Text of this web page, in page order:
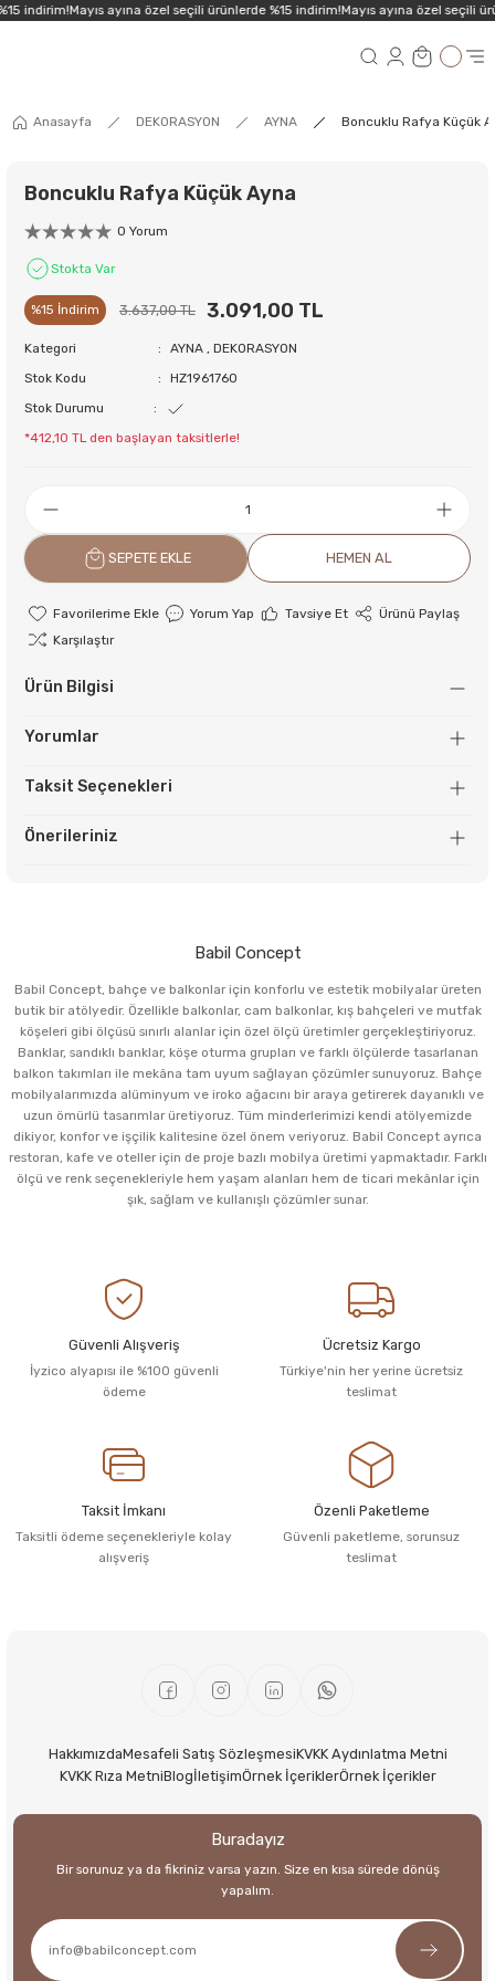
indirim!Mayıs ayına özel seçili ürünlerde %15 indirim!Mayıs ayına özel seçili
Anasayfa DEKORASYON AYNA Boncuklu Rafya Küçük
Boncuklu Rafya Küçük Ayna
0 Yorum
Stokta Var
%15 İndirim 3.637,00 TL 3.091,00 TL
Kategori AYNA ,DEKORASYON
Stok Kodu
HZ1961760
Stok Durumu
*412,10 TL den başlayan taksitlerle!
SEPETE EKLE HEMEN AL
Yorum Yap Tavsiye Et
Ürünü Paylaş
Karşılaştır
Ürün Bilgisi
Yorumlar
Taksit Seçenekleri
Önerileriniz
Babil Concept
Babil Concept, bahçe ve balkonlar için konforlu ve estetik mobilyalar üreten
butik bir atölyedir. Özellikle balkonlar, cam balkonlar, kış bahçeleri ve mutfak
köşeleri gibi ölçüsü sınırlı alanlar için özel ölçü üretimler gerçekleştiriyoruz.
Banklar, sandıklı banklar, köşe oturma grupları ve farklı ölçülerde tasarlanan
balkon takımları ile mekâna tam uyum sağlayan çözümler sunuyoruz. Bahçe
mobilyalarımızda alüminyum ve iroko ağacını bir araya getirerek dayanıklı ve
uzun ömürlü tasarımlar üretiyoruz. Tüm minderlerimizi kendi atölyemizde
dikiyor, konfor ve işçilik kalitesine özel önem veriyoruz. Babil Concept ayrıca
restoran, kafe ve oteller için de proje bazlı mobilya üretimi yapmaktadır. Farklı
ölçü ve renk seçenekleriyle hem yaşam alanları hem de ticari mekânlar için
şık, sağlam ve kullanışlı çözümler sunar.
Güvenli Alışveriş
İyzico alyapısı ile %100 güvenli
ödeme
Ücretsiz Kargo
Türkiye'nin her yerine ücretsiz
teslimat
Taksit İmkanı
Taksitli ödeme seçenekleriyle kolay
alışveriş
Özenli Paketleme
Güvenli paketleme, sorunsuz
teslimat
HakkımızdaMesafeli Satış SözleşmesiKVKK Aydınlatma Metni
KVKK Rıza MetniBlogİletişimÖrnek İçeriklerÖrnek İçerikler
Buradayız
Bir sorunuz ya da fikriniz varsa yazın. Size en kısa sürede dönüş
yapalım.